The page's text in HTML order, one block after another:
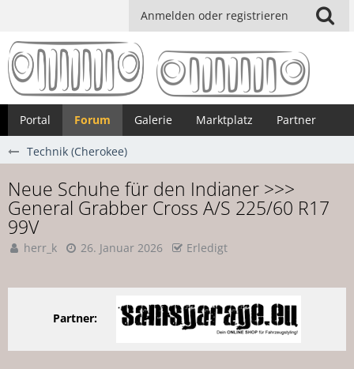
Anmelden oder registrieren
Portal Forum Galerie Marktplatz Partner
Technik (Cherokee)
Neue Schuhe für den Indianer >>>
General Grabber Cross A/S 225/60 R17
99V
herr_k 26. Januar 2026 Erledigt
Partner: